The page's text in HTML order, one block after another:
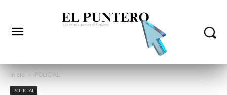
Inicio POLICIAL
POLICIAL